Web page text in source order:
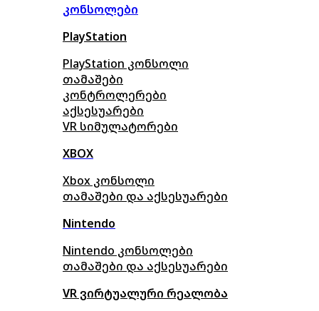
კონსოლები
PlayStation
PlayStation კონსოლი
თამაშები
კონტროლერები
აქსესუარები
VR სიმულატორები
XBOX
Xbox კონსოლი
თამაშები და აქსესუარები
Nintendo
Nintendo კონსოლები
თამაშები და აქსესუარები
VR ვირტუალური რეალობა